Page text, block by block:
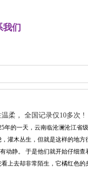
我们
柔， 全国记录仅10多次 !
的一天，云南临沧澜沧江省
灌木丛生，但就是这样的地
动静。 于是他们就开始仔细
上去却非常陌生，它橘红色